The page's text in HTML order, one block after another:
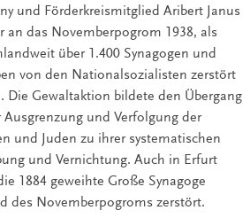
und Förderkreismitglied Aribert Janus
an das Novemberpogrom 1938, als
über 1.400 Synagogen und
von den Nationalsozialisten zerstört
Die Gewaltaktion bildete den Übergang
Ausgrenzung und Verfolgung der
und Juden zu ihrer systematischen
und Vernichtung. Auch in Erfurt
1884 geweihte Große Synagoge
des Novemberpogroms zerstört.